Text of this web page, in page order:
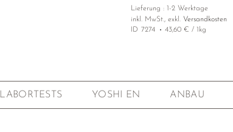
Ernte
Verarbeitung
Lieferung : 1-2 Werktage
inkl. MwSt., exkl. Versandkosten
ID 7274 43,60 € / 1kg
LABORTESTS YOSHI EN ANBAU